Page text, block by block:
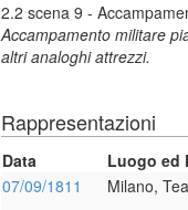
2.2 scena 9 -
Accampamento militare
altri analoghi attrezzi.
Rappresentazioni
Data
Luogo ed
07/09/1811
Milano,